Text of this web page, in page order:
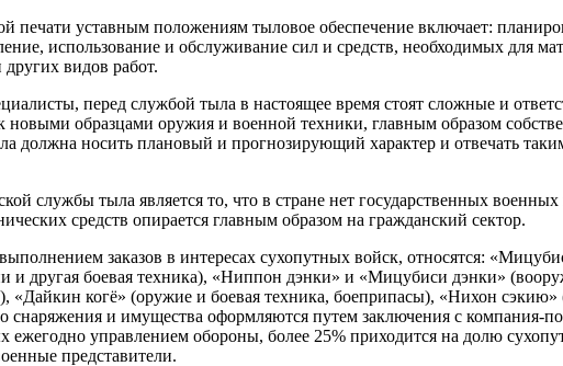
печати уставным положениям тыловое обеспечение включает:
использование и обслуживание сил и средств, необходимых для
видов работ.
перед службой тыла в настоящее время стоят сложные и
новыми образцами оружия и военной техники, главным образом
должна носить плановый и прогнозирующий характер и отвечать
службы тыла является то, что в стране нет государственных
средств опирается главным образом на гражданский сектор.
заказов в интересах сухопутных войск, относятся:
и другая боевая техника), «Ниппон дэнки» и «Мицубиси дэнки»
«Дайкин когё» (оружие и боевая техника, боеприпасы), «Нихон
снаряжения и имущества оформляются путем заключения с компания-
ежегодно управлением обороны, более 25% приходится на долю
представители.